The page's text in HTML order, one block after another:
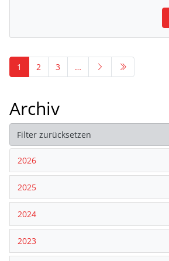
1 2 3 …
Archiv
Filter zurücksetzen
2026
2025
2024
2023